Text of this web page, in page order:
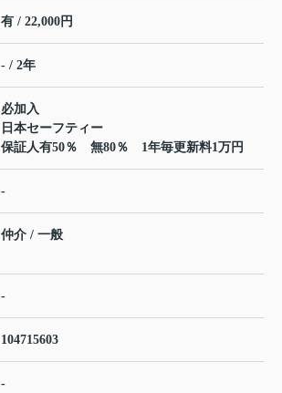
有 / 22,000円
- / 2年
必加入
日本セーフティー
保証人有50％ 無80％ 1年毎更新料1万円
-
仲介 / 一般
-
104715603
-